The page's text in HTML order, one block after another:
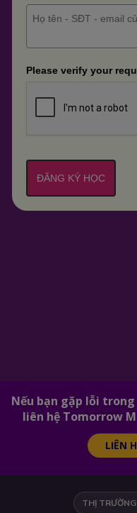
Please verify your
ĐĂNG KÝ HỌC
Nếu bạn gặp lỗi
liên hệ Tomorrow
LIÊN
THỊ